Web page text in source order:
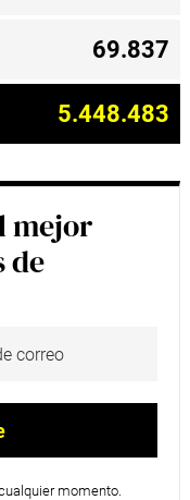
69.837
5.448.483
mejor
de
momento.